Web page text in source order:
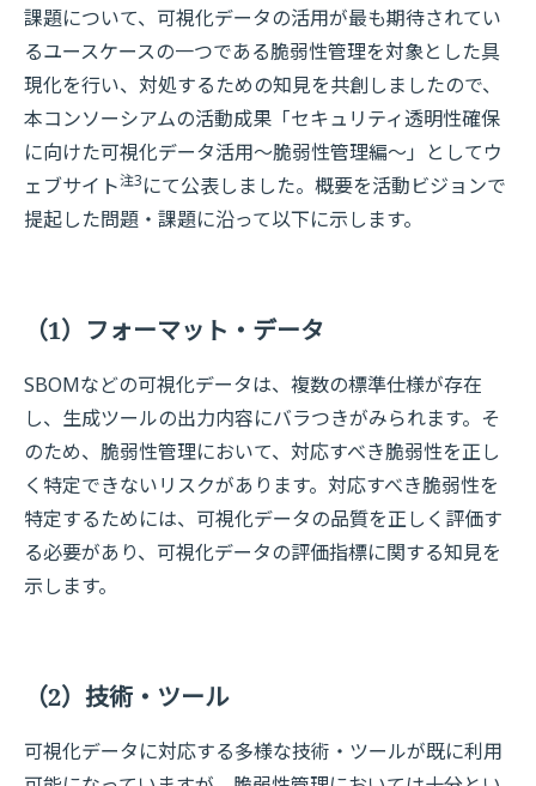
課題について、可視化データの活用が最も期待されてい
るユースケースの一つである脆弱性管理を対象とした具
現化を行い、対処するための知見を共創しましたので、
本コンソーシアムの活動成果「セキュリティ透明性確保
に向けた可視化データ活用～脆弱性管理編～」としてウ
ェブサイト注3にて公表しました。概要を活動ビジョンで
提起した問題・課題に沿って以下に示します。
（1）フォーマット・データ
SBOMなどの可視化データは、複数の標準仕様が存在
し、生成ツールの出力内容にバラつきがみられます。そ
のため、脆弱性管理において、対応すべき脆弱性を正し
く特定できないリスクがあります。対応すべき脆弱性を
特定するためには、可視化データの品質を正しく評価す
る必要があり、可視化データの評価指標に関する知見を
示します。
（2）技術・ツール
可視化データに対応する多様な技術・ツールが既に利用